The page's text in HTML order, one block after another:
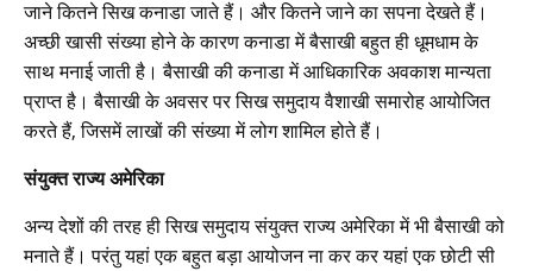
जाने कितने सिख कनाडा जाते हैं। और कितने जाने का सपना देखते हैं।
अच्छी खासी संख्या होने के कारण कनाडा में बैसाखी बहुत ही धूमधाम के
साथ मनाई जाती है। बैसाखी की कनाडा में आधिकारिक अवकाश मान्यता
प्राप्त है। बैसाखी के अवसर पर सिख समुदाय वैशाखी समारोह आयोजित
करते हैं, जिसमें लाखों की संख्या में लोग शामिल होते हैं।
संयुक्त राज्य अमेरिका
अन्य देशों की तरह ही सिख समुदाय संयुक्त राज्य अमेरिका में भी बैसाखी को
मनाते हैं। परंतु यहां एक बहुत बड़ा आयोजन ना कर कर यहां एक छोटी सी